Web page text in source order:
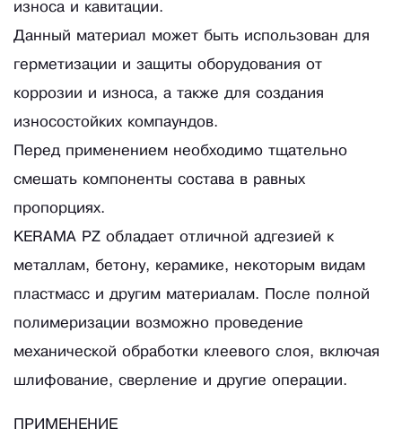
износа и кавитации.
Данный материал может быть использован для
герметизации и защиты оборудования от
коррозии и износа, а также для создания
износостойких компаундов.
Перед применением необходимо тщательно
смешать компоненты состава в равных
пропорциях.
KERAMA PZ обладает отличной адгезией к
металлам, бетону, керамике, некоторым видам
пластмасс и другим материалам. После полной
полимеризации возможно проведение
механической обработки клеевого слоя, включая
шлифование, сверление и другие операции.
ПРИМЕНЕНИЕ